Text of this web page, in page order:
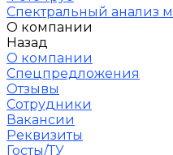
Спектральный анализ
О компании
Назад
О компании
Спецпредложения
Отзывы
Сотрудники
Вакансии
Реквизиты
Госты/ТУ